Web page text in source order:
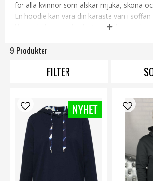
för alla kvinnor som älskar mjuka, sköna
En hoodie kan vara din käraste vän i
lika underbar när du ska träna eller ger dig
De flesta hoodies har luvor, men numera
klassiska hoodiefickor. Så vill du ha en
Blusar, cardigans ,inomhusjackor
tröjor
tunikor
9 Produkter
FILTER